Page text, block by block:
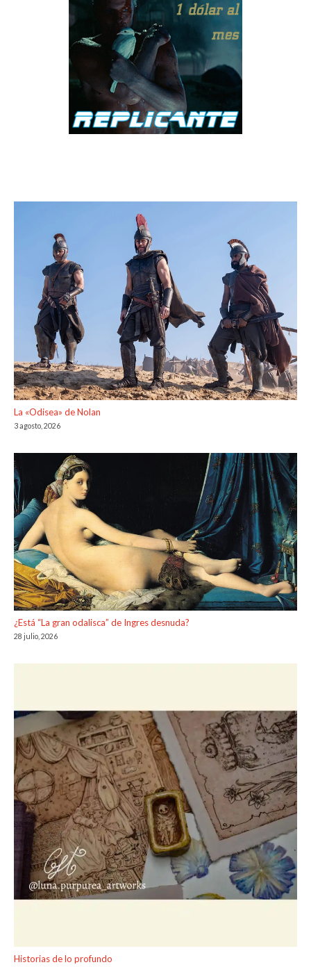
La «Odisea» de Nolan
3 agosto, 2026
¿Está “La gran odalisca” de Ingres desnuda?
28 julio, 2026
Historias de lo profundo